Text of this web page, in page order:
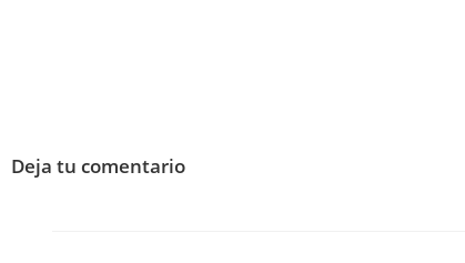
Deja tu comentario